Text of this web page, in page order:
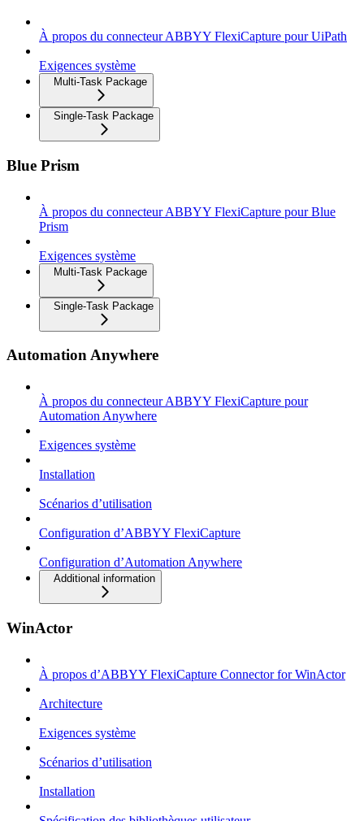
À propos du connecteur ABBYY FlexiCapture pour UiPath
Exigences système
Multi-Task Package
Single-Task Package
Blue Prism
À propos du connecteur ABBYY FlexiCapture pour Blue
Prism
Exigences système
Multi-Task Package
Single-Task Package
Automation Anywhere
À propos du connecteur ABBYY FlexiCapture pour
Automation Anywhere
Exigences système
Installation
Scénarios d’utilisation
Configuration d’ABBYY FlexiCapture
Configuration d’Automation Anywhere
Additional information
WinActor
À propos d’ABBYY FlexiCapture Connector for WinActor
Architecture
Exigences système
Scénarios d’utilisation
Installation